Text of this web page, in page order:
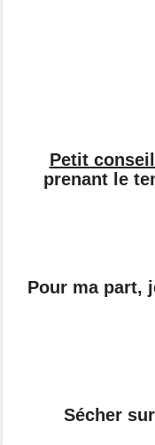
Petit
prenant le
Pour ma part,
Sécher